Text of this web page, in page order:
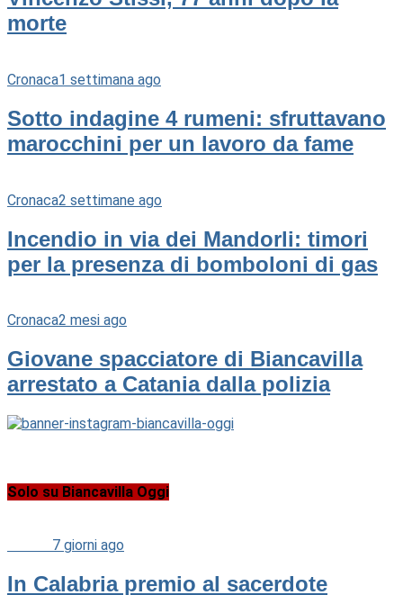
morte
Cronaca1 settimana ago
Sotto indagine 4 rumeni: sfruttavano
marocchini per un lavoro da fame
Cronaca2 settimane ago
Incendio in via dei Mandorli: timori
per la presenza di bomboloni di gas
Cronaca2 mesi ago
Giovane spacciatore di Biancavilla
arrestato a Catania dalla polizia
Solo su Biancavilla Oggi
7 giorni ago
In Calabria premio al sacerdote